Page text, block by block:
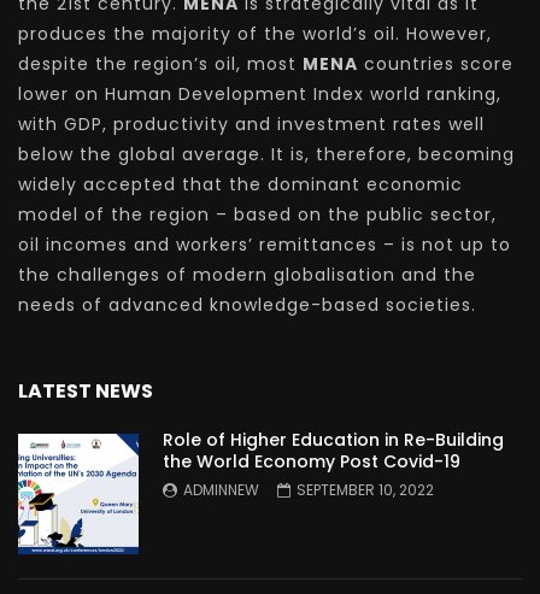
produces the majority of the world’s oil. However,
despite the region’s oil, most MENA countries score
lower on Human Development Index world ranking,
with GDP, productivity and investment rates well
below the global average. It is, therefore, becoming
widely accepted that the dominant economic
model of the region – based on the public sector,
oil incomes and workers’ remittances – is not up to
the challenges of modern globalisation and the
needs of advanced knowledge-based societies.
LATEST NEWS
Role of Higher Education in Re-Building
the World Economy Post Covid-19
ADMINNEW SEPTEMBER 10, 2022